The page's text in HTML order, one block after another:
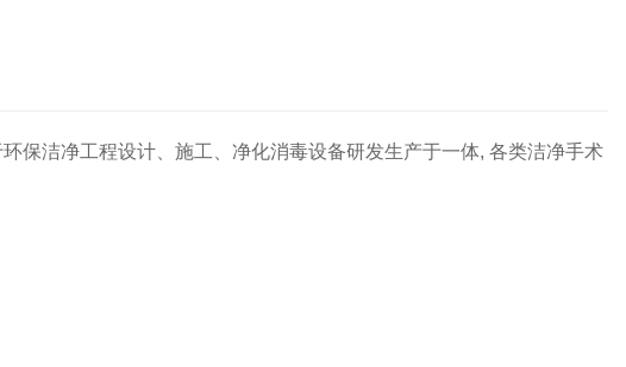
保洁净工程设计、施工、净化消毒设备研发生产于一体, 各类洁净手术